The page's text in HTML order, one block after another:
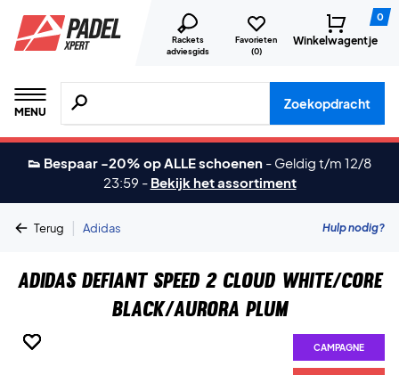
Rackets
adviesgids
Favorieten
(0)
0
Winkelwagentje
MENU
Zoeken naar producten, merken etc.
Zoekopdracht
👟 Bespaar -20% op ALLE schoenen - Geldig t/m 12/8
23:59 - Bekijk het assortiment
Terug | Adidas Hulp nodig?
Adidas Defiant Speed 2 Cloud White/Core
Black/Aurora Plum
CAMPAGNE
CAMPAGNE
CAMPAGNE
CAMPAGNE
CAMPAGNE
CAMPAGNE
CAMPAGNE